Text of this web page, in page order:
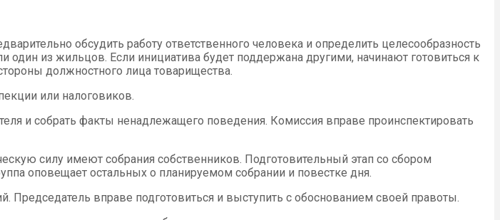
обсудить работу ответственного человека и определить целесообразность
один из жильцов. Если инициатива будет поддержана другими, начинают готовиться к
должностного лица товарищества.
или налоговиков.
и собрать факты ненадлежащего поведения. Комиссия вправе проинспектировать
силу имеют собрания собственников. Подготовительный этап со сбором
оповещает остальных о планируемом собрании и повестке дня.
вправе подготовиться и выступить с обоснованием своей правоты.